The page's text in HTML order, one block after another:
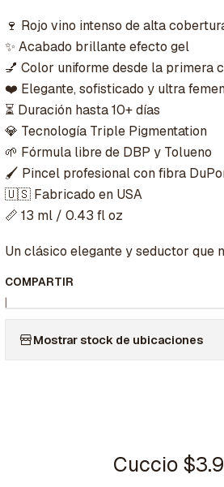
🍷 Rojo vino intenso de alta
✨ Acabado brillante efecto gel
💅 Color uniforme desde la primera
❤️ Elegante, sofisticado y ultra
⏳ Duración hasta 10+ días
💎 Tecnología Triple Pigmentation
🌱 Fórmula libre de DBP y Tolueno
🖌️ Pincel profesional con fibra
🇺🇸 Fabricado en USA
📏 13 ml / 0.43 fl oz
Un clásico elegante y seductor que
COMPARTIR
|
Mostrar stock de ubicaciones
Cuccio